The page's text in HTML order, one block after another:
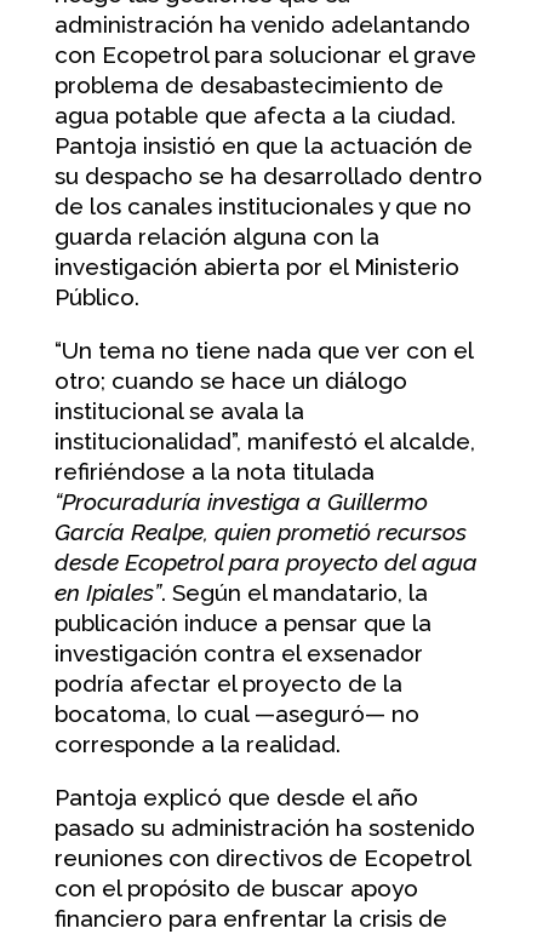
administración ha venido adelantando
con Ecopetrol para solucionar el grave
problema de desabastecimiento de
agua potable que afecta a la ciudad.
Pantoja insistió en que la actuación de
su despacho se ha desarrollado dentro
de los canales institucionales y que no
guarda relación alguna con la
investigación abierta por el Ministerio
Público.
“Un tema no tiene nada que ver con el
otro; cuando se hace un diálogo
institucional se avala la
institucionalidad”, manifestó el alcalde,
refiriéndose a la nota titulada
“Procuraduría investiga a Guillermo
García Realpe, quien prometió recursos
desde Ecopetrol para proyecto del agua
en Ipiales”. Según el mandatario, la
publicación induce a pensar que la
investigación contra el exsenador
podría afectar el proyecto de la
bocatoma, lo cual —aseguró— no
corresponde a la realidad.
Pantoja explicó que desde el año
pasado su administración ha sostenido
reuniones con directivos de Ecopetrol
con el propósito de buscar apoyo
financiero para enfrentar la crisis de